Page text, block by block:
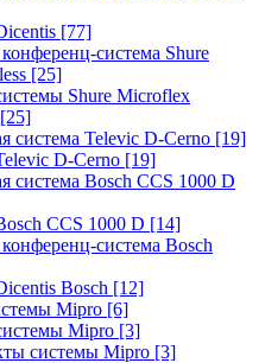
[77]
система Shure
[25]
Shure Microflex
[25]
система Televic D-Cerno [19]
D-Cerno [19]
система Bosch CCS 1000 D
CCS 1000 D [14]
система Bosch
Bosch [12]
Mipro [6]
Mipro [3]
системы Mipro [3]